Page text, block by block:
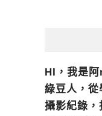
HI，我是
綠豆人，從
攝影紀錄，